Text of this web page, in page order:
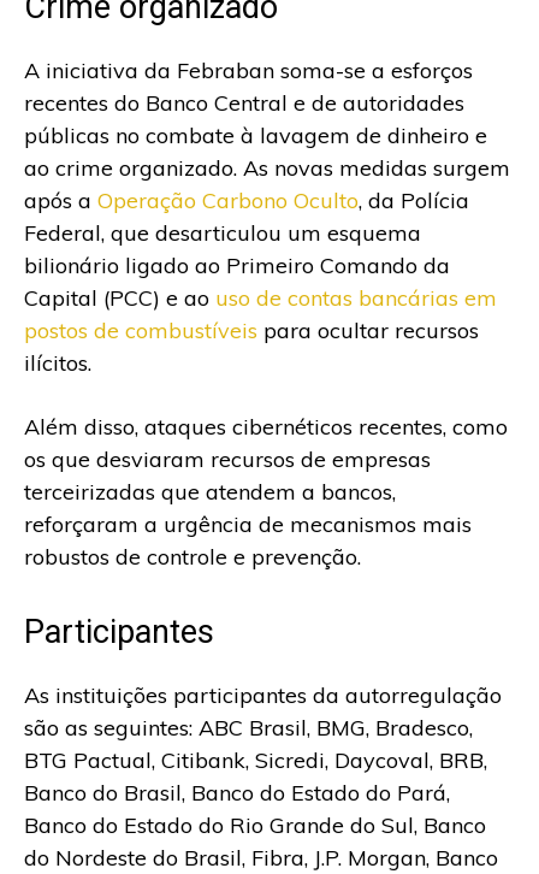
A iniciativa da Febraban soma-se a esforços
recentes do Banco Central e de autoridades
públicas no combate à lavagem de dinheiro e
ao crime organizado. As novas medidas surgem
após a Operação Carbono Oculto, da Polícia
Federal, que desarticulou um esquema
bilionário ligado ao Primeiro Comando da
Capital (PCC) e ao uso de contas bancárias em
postos de combustíveis para ocultar recursos
ilícitos.
Além disso, ataques cibernéticos recentes, como
os que desviaram recursos de empresas
terceirizadas que atendem a bancos,
reforçaram a urgência de mecanismos mais
robustos de controle e prevenção.
Participantes
As instituições participantes da autorregulação
são as seguintes: ABC Brasil, BMG, Bradesco,
BTG Pactual, Citibank, Sicredi, Daycoval, BRB,
Banco do Brasil, Banco do Estado do Pará,
Banco do Estado do Rio Grande do Sul, Banco
do Nordeste do Brasil, Fibra, J.P. Morgan, Banco